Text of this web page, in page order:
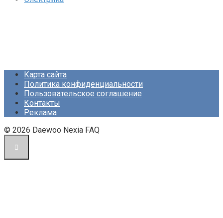
Карта сайта
Политика конфиденциальности
Пользовательское соглашение
Контакты
Реклама
© 2026 Daewoo Nexia FAQ